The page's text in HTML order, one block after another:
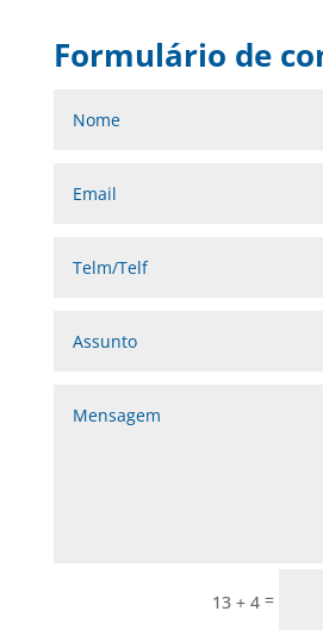
Formulário de
13 + 4 =